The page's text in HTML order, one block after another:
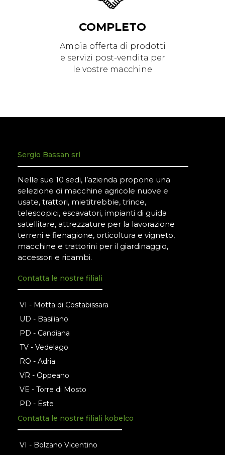
COMPLETO
Ampia offerta di prodotti
e servizi post-vendita per
le vostre macchine
Sergio Bassan srl
Nelle sue 10 sedi, l’azienda propone una
selezione di macchine agricole nuove e
usate, trattori, mietitrebbie, trince,
telescopici, escavatori, impianti di guida
satellitare, attrezzature per la lavorazione
terreni e fienagione, orticoltura e vigneto,
macchine e trattorini per il giardinaggio,
accessori e ricambi.
Contatta le nostre filiali
VI - Motta di Costabissara
UD - Basiliano
PD - Candiana
TV - Vedelago
RO - Adria
VR - Oppeano
VE - Torre di Mosto
PD - Este
Contatta le nostre filiali kobelco
VI - Bolzano Vicentino